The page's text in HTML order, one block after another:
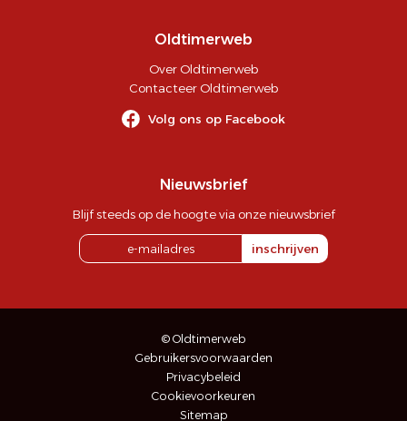
Oldtimerweb
Over Oldtimerweb
Contacteer Oldtimerweb
Volg ons op Facebook
Nieuwsbrief
Blijf steeds op de hoogte via onze nieuwsbrief
inschrijven
© Oldtimerweb
Gebruikersvoorwaarden
Privacybeleid
Cookievoorkeuren
Sitemap